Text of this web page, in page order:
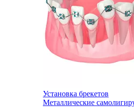
Установка брекетов
Металлические